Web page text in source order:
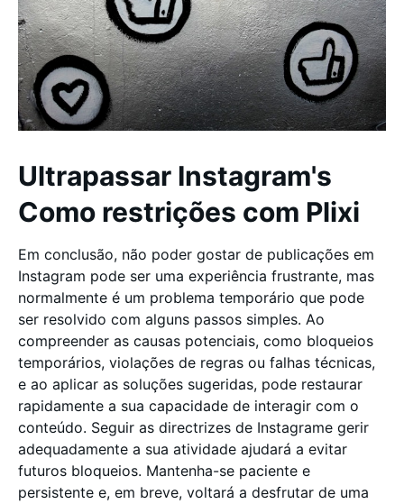
Ultrapassar Instagram's
Como restrições com Plixi
Em conclusão, não poder gostar de publicações em
Instagram pode ser uma experiência frustrante, mas
normalmente é um problema temporário que pode
ser resolvido com alguns passos simples. Ao
compreender as causas potenciais, como bloqueios
temporários, violações de regras ou falhas técnicas,
e ao aplicar as soluções sugeridas, pode restaurar
rapidamente a sua capacidade de interagir com o
conteúdo. Seguir as directrizes de Instagrame gerir
adequadamente a sua atividade ajudará a evitar
futuros bloqueios. Mantenha-se paciente e
persistente e, em breve, voltará a desfrutar de uma